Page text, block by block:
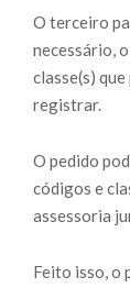
O terceiro
necessário,
classe(s)
registrar.
O pedido
códigos e
assessoria
Feito isso, o